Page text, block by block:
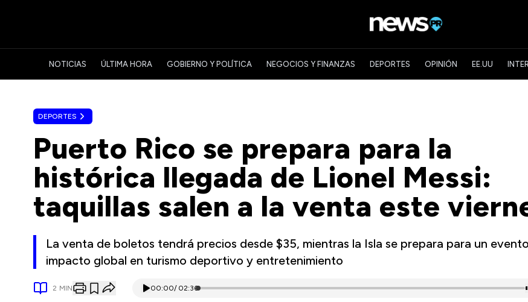
NOTICIAS ÚLTIMA HORA GOBIERNO Y POLÍTICA NEGOCIOS Y FINANZAS DEPORTES OPINIÓN EE.UU
DEPORTES
Puerto Rico se prepara para la
histórica llegada de Lionel Messi:
taquillas salen a la venta este
La venta de boletos tendrá precios desde $35, mientras la Isla se prepara para un
impacto global en turismo deportivo y entretenimiento
2 MIN 00:00/ 02:36